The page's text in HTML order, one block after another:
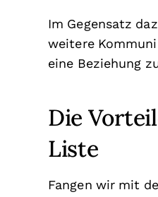
Im Gegensatz
weitere
eine Beziehung
Die
Liste
Fangen wir mit